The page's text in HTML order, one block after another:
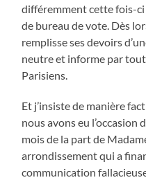
différemment cette fois-
de bureau de vote. Dès
remplisse ses devoirs
neutre et informe par
Parisiens.
Et j’insiste de manière
nous avons eu l’occasion
mois de la part de
arrondissement qui a
communication